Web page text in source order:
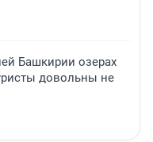
Башкирии озерах
довольны не